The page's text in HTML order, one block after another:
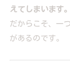
えてしまいます。
だからこそ、一
があるのです。